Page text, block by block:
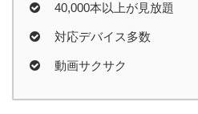
40,000本以上が見放題
対応デバイス多数
動画サクサク